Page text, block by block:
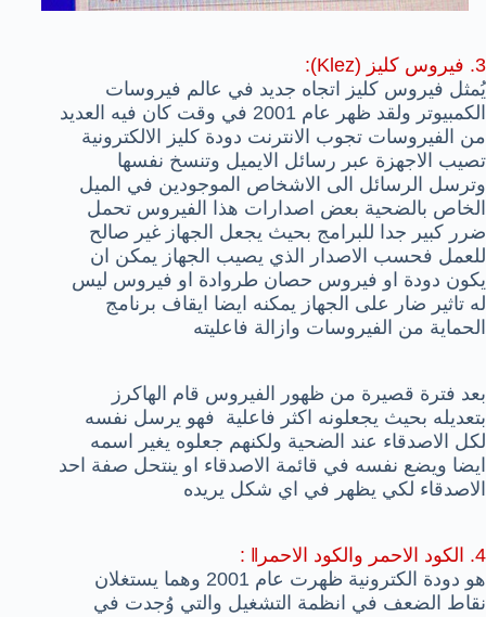
3. فيروس كليز (Klez):
يُمثل فيروس كليز اتجاه جديد في عالم فيروسات
الكمبيوتر ولقد ظهر عام 2001 في وقت كان فيه العديد
من الفيروسات تجوب الانترنت دودة كليز الالكترونية
تصيب الاجهزة عبر رسائل الايميل وتنسخ نفسها
وترسل الرسائل الى الاشخاص الموجودين في الميل
الخاص بالضحية بعض اصدارات هذا الفيروس تحمل
ضرر كبير جدا للبرامج بحيث يجعل الجهاز غير صالح
للعمل فحسب الاصدار الذي يصيب الجهاز يمكن ان
يكون دودة او فيروس حصان طروادة او فيروس ليس
له تاثير ضار على الجهاز يمكنه ايضا ايقاف برنامج
الحماية من الفيروسات وازالة فاعليته
بعد فترة قصيرة من ظهور الفيروس قام الهاكرز
بتعديله بحيث يجعلونه اكثر فاعلية فهو يرسل نفسه
لكل الاصدقاء عند الضحية ولكنهم جعلوه يغير اسمه
ايضا ويضع نفسه في قائمة الاصدقاء او ينتحل صفة احد
الاصدقاء لكي يظهر في اي شكل يريده
4. الكود الاحمر والكود الاحمر
ǁ :
هو دودة الكترونية ظهرت عام 2001 وهما يستغلان
نقاط الضعف في انظمة التشغيل والتي وُجدت في